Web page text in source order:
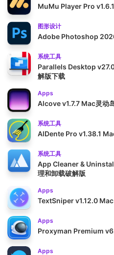
MuMu Player Pro
图形设计
Adobe Photoshop
系统工具
Parallels Desktop
解版下载
Apps
Alcove v1.7.7 Mac灵动
系统工具
AlDente Pro v1.38.1
系统工具
App Cleaner &
理和卸载破解版
Apps
TextSniper v1.12.0 Mac
Apps
Proxyman Premium
Apps